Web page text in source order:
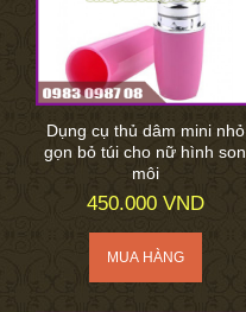
Dụng cụ thủ dâm mini nhỏ
gọn bỏ túi cho nữ hình son
môi
450.000 VND